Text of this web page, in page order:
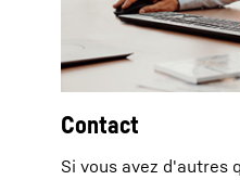
Contact
Si vous avez d'autres